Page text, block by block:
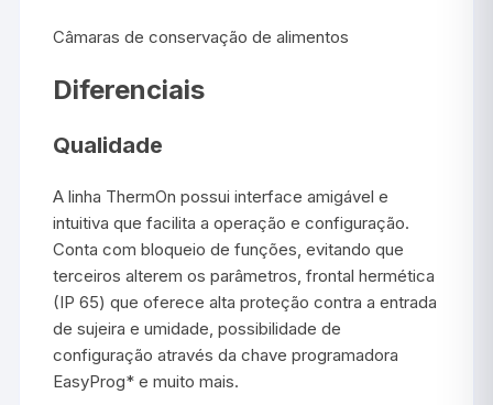
Câmaras de conservação de alimentos
Diferenciais
Qualidade
A linha ThermOn possui interface amigável e
intuitiva que facilita a operação e configuração.
Conta com bloqueio de funções, evitando que
terceiros alterem os parâmetros, frontal hermética
(IP 65) que oferece alta proteção contra a entrada
de sujeira e umidade, possibilidade de
configuração através da chave programadora
EasyProg* e muito mais.